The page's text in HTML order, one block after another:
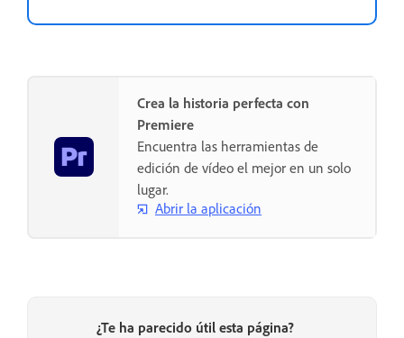
Crea la historia perfecta con
Premiere
Encuentra las herramientas de
edición de vídeo el mejor en un solo
lugar.
Abrir la aplicación
¿Te ha parecido útil esta página?